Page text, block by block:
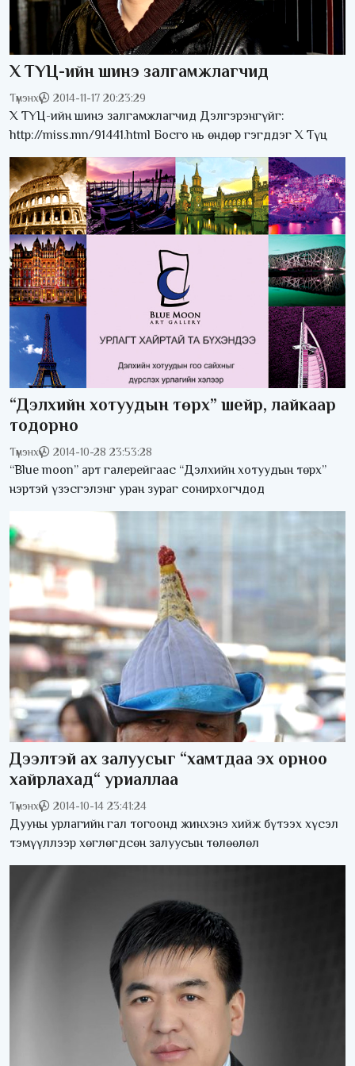
Х ТҮЦ-ийн шинэ залгамжлагчид
Түмэнхүү 2014-11-17 20:23:29
Х ТҮЦ-ийн шинэ залгамжлагчид Дэлгэрэнгүйг:
http://miss.mn/91441.html Босго нь өндөр гэгддэг Х Түц
“Дэлхийн хотуудын төрх” шейр, лайкаар
тодорно
Түмэнхүү 2014-10-28 23:53:28
“Blue moon” арт галерейгаас “Дэлхийн хотуудын төрх”
нэртэй үзэсгэлэнг уран зураг сонирхогчдод
Дээлтэй ах залуусыг “хамтдаа эх орноо
хайрлахад“ уриаллаа
Түмэнхүү 2014-10-14 23:41:24
Дууны урлагийн гал тогоонд жинхэнэ хийж бүтээх хүсэл
тэмүүллээр хөглөгдсөн залуусын төлөөлөл